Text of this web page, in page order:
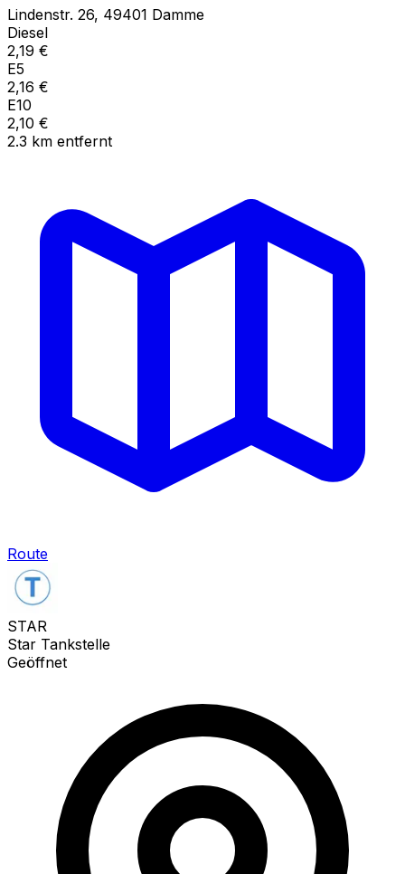
Lindenstr. 26, 49401 Damme
Diesel
2,19 €
E5
2,16 €
E10
2,10 €
2.3 km entfernt
Route
STAR
Star Tankstelle
Geöffnet